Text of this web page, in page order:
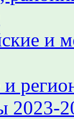
и
и
2023-